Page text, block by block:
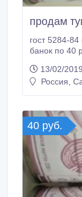
продам
гост 5284-84 говядина
банок по 40
13/02/
Россия,
40 руб.